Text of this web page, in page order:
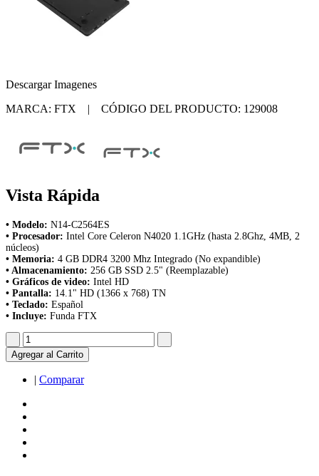
Descargar Imagenes
MARCA: FTX | CÓDIGO DEL PRODUCTO: 129008
Vista Rápida
• Modelo: N14-C2564ES
• Procesador: Intel Core Celeron N4020 1.1GHz (hasta 2.8Ghz, 4MB, 2
núcleos)
• Memoria: 4 GB DDR4 3200 Mhz Integrado (No expandible)
• Almacenamiento: 256 GB SSD 2.5" (Reemplazable)
• Gráficos de video: Intel HD
• Pantalla: 14.1" HD (1366 x 768) TN
• Teclado: Español
• Incluye: Funda FTX
Agregar al Carrito
| Comparar